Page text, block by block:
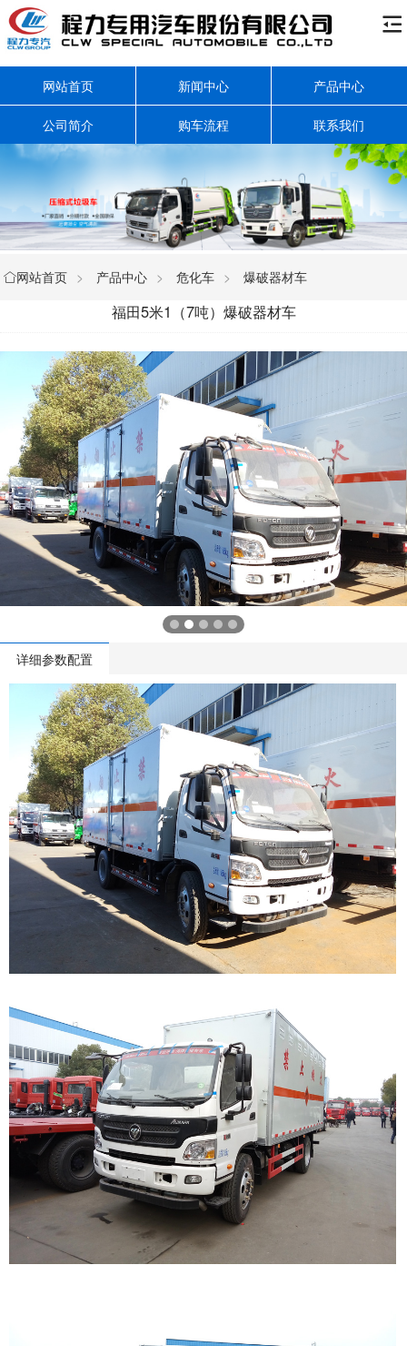

网站首页 新闻中心 产品中心
公司简介 购车流程 联系我们
网站首页 > 产品中心 > 危化车 > 爆破器材车
福田5米1（7吨）爆破器材车
详细参数配置